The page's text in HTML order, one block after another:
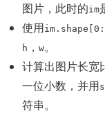
图片，此时的im
使用
h ， w。
计算出图片长宽
一位小数，并用
符串。